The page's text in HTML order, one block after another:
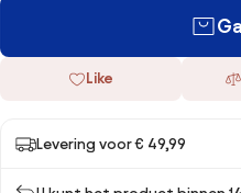
Like
Levering voor € 49,99